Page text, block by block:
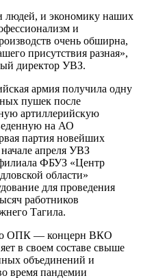
людей, и экономику наших
и
очень обширна,
присутствия разная»,
директор УВЗ.
армия получила одну
пушек после
артиллерийскую
на АО
партия новейших
апреля УВЗ
ФБУЗ «Центр
области»
для проведения
работников
Тагила.
ОПК — концерн ВКО
в своем составе свыше
объединений и
время пандемии